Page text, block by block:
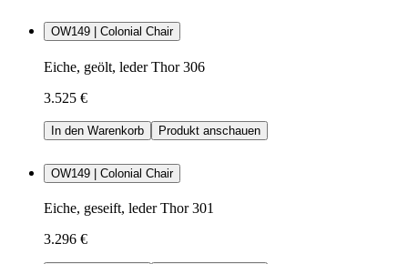
OW149 | Colonial Chair
Eiche, geölt, leder Thor 306
3.525 €
In den Warenkorb Produkt anschauen
OW149 | Colonial Chair
Eiche, geseift, leder Thor 301
3.296 €